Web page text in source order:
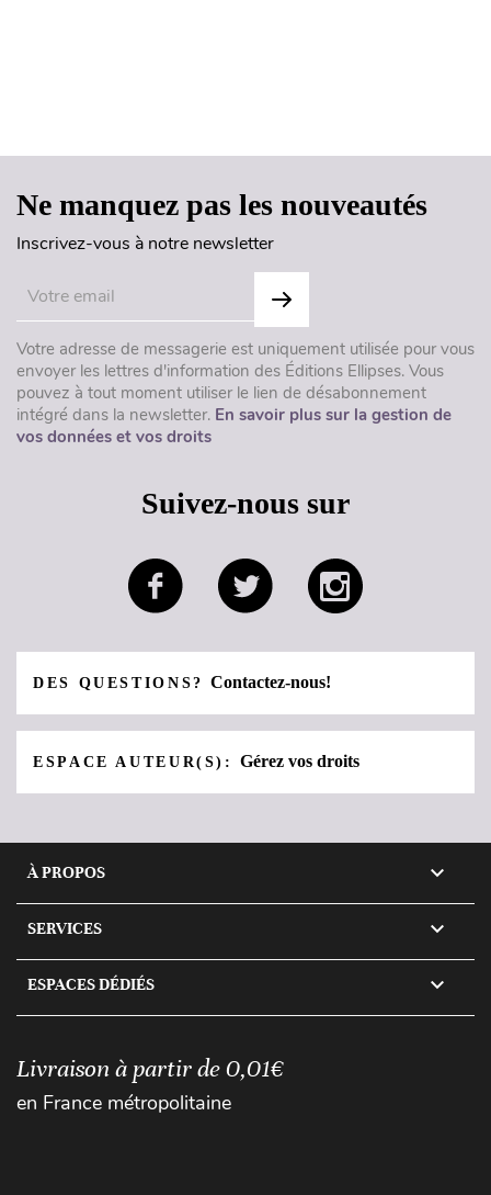
Ne manquez pas les nouveautés
Inscrivez-vous à notre newsletter
Votre adresse de messagerie est uniquement utilisée pour vous
envoyer les lettres d'information des Éditions Ellipses. Vous
pouvez à tout moment utiliser le lien de désabonnement
intégré dans la newsletter. En savoir plus sur la gestion de
vos données et vos droits
Suivez-nous sur
DES QUESTIONS?Contactez-nous!
ESPACE AUTEUR(S):Gérez vos droits
À PROPOS 
SERVICES 
ESPACES DÉDIÉS 
Livraison à partir de 0,01€
en France métropolitaine